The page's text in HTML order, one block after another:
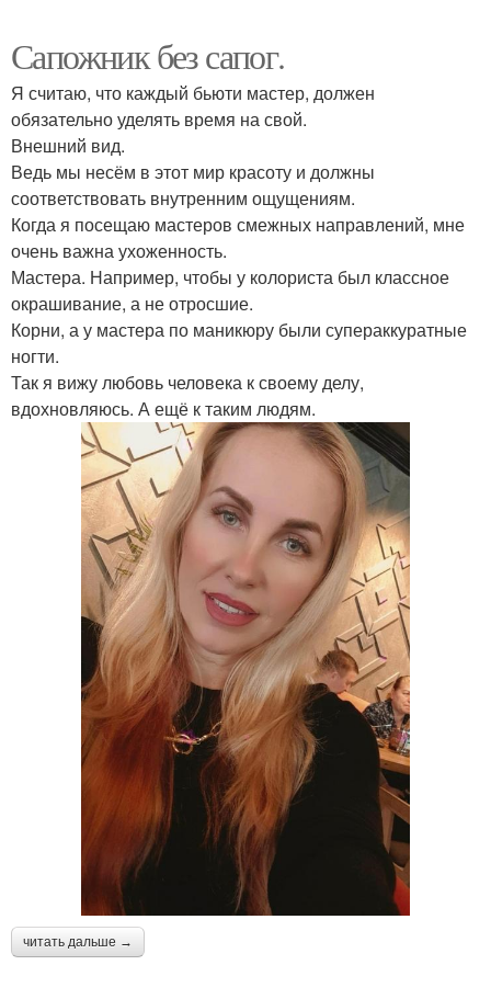
Сапожник без сапог.
Я считаю, что каждый бьюти мастер, должен
обязательно уделять время на свой.
Внешний вид.
Ведь мы несём в этот мир красоту и должны
соответствовать внутренним ощущениям.
Когда я посещаю мастеров смежных направлений, мне
очень важна ухоженность.
Мастера. Например, чтобы у колориста был классное
окрашивание, а не отросшие.
Корни, а у мастера по маникюру были супераккуратные
ногти.
Так я вижу любовь человека к своему делу,
вдохновляюсь. А ещё к таким людям.
читать дальше →